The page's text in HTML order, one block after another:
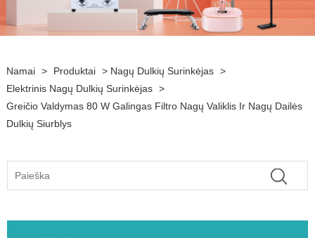
Namai > Produktai > Nagų Dulkių Surinkėjas >
Elektrinis Nagų Dulkių Surinkėjas >
Greičio Valdymas 80 W Galingas Filtro Nagų Valiklis Ir Nagų Dailės
Dulkių Siurblys